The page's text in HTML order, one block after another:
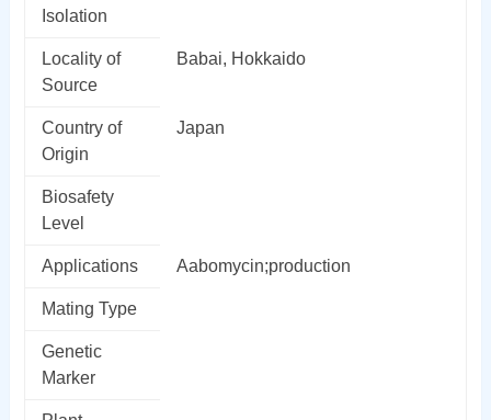
Isolation
Locality of
Source
Babai, Hokkaido
Country of
Origin
Japan
Biosafety
Level
Applications Aabomycin;production
Mating Type
Genetic
Marker